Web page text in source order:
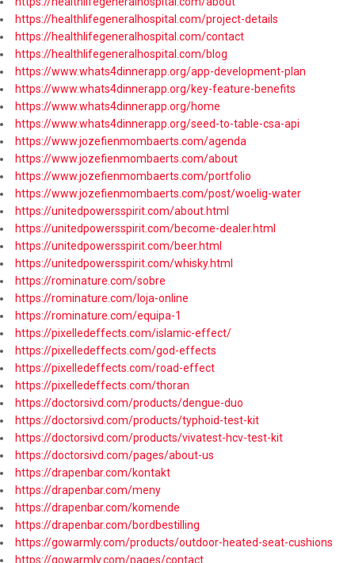
https://healthlifegeneralhospital.com/project-details
https://healthlifegeneralhospital.com/contact
https://healthlifegeneralhospital.com/blog
https://www.whats4dinnerapp.org/app-development-plan
https://www.whats4dinnerapp.org/key-feature-benefits
https://www.whats4dinnerapp.org/home
https://www.whats4dinnerapp.org/seed-to-table-csa-api
https://www.jozefienmombaerts.com/agenda
https://www.jozefienmombaerts.com/about
https://www.jozefienmombaerts.com/portfolio
https://www.jozefienmombaerts.com/post/woelig-water
https://unitedpowersspirit.com/about.html
https://unitedpowersspirit.com/become-dealer.html
https://unitedpowersspirit.com/beer.html
https://unitedpowersspirit.com/whisky.html
https://rominature.com/sobre
https://rominature.com/loja-online
https://rominature.com/equipa-1
https://pixelledeffects.com/islamic-effect/
https://pixelledeffects.com/god-effects
https://pixelledeffects.com/road-effect
https://pixelledeffects.com/thoran
https://doctorsivd.com/products/dengue-duo
https://doctorsivd.com/products/typhoid-test-kit
https://doctorsivd.com/products/vivatest-hcv-test-kit
https://doctorsivd.com/pages/about-us
https://drapenbar.com/kontakt
https://drapenbar.com/meny
https://drapenbar.com/komende
https://drapenbar.com/bordbestilling
https://gowarmly.com/products/outdoor-heated-seat-cushions
https://gowarmly.com/pages/contact